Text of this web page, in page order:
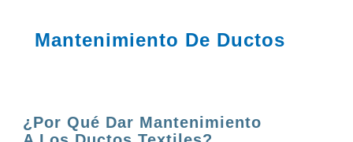
Mantenimiento De Ductos
¿Por Qué Dar Mantenimiento